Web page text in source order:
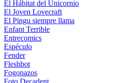
El Hábitat del Unicornio
El Joven Lovecraft
El Pingu siempre llama
Enfant Terrible
Entrecomics
Espéculo
Fender
Fleshbot
Fogonazos
Foto Decadent